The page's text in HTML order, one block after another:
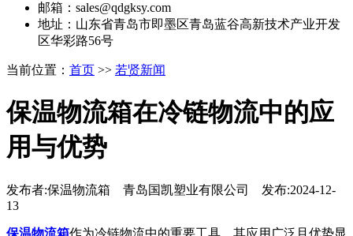
邮箱：sales@qdgksy.com
地址：山东省青岛市即墨区青岛蓝谷高新技术产业开发
区华彩路56号
当前位置： 首页 >> 若贤新闻
保温物流箱在冷链物流中的应
用与优势
发布者:保温物流箱 青岛国凯塑业有限公司 发布:2024-12-
13
保温物流箱作为冷链物流中的重要工具，其应用广泛且优势显